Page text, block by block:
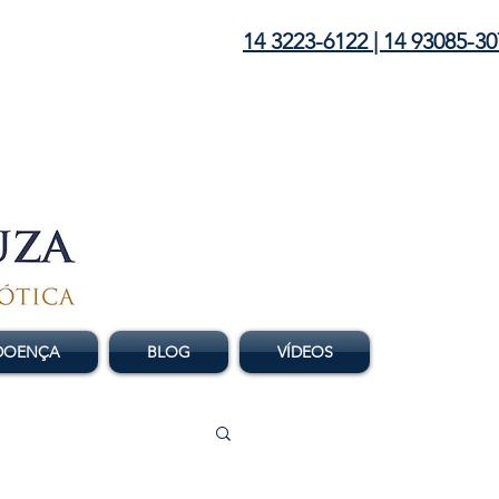
14 3223-6122 | 14 93085-
BLOG VÍDEOS